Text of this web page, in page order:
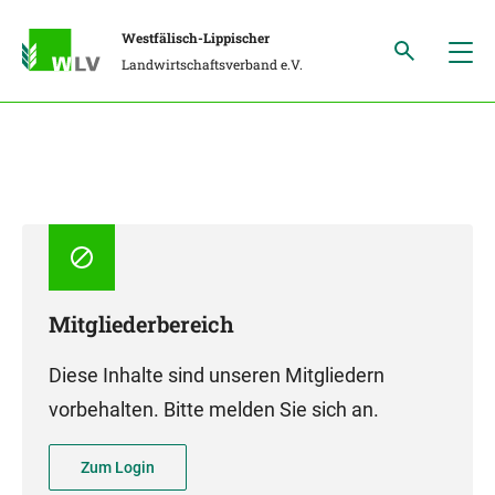
Westfälisch-Lippischer
Landwirtschaftsverband e.V.
Mitgliederbereich
Diese Inhalte sind unseren Mitgliedern
vorbehalten. Bitte melden Sie sich an.
Zum Login